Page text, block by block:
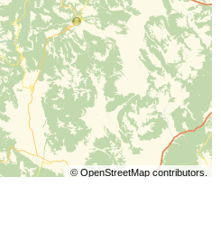
© OpenStreetMapcontributors.